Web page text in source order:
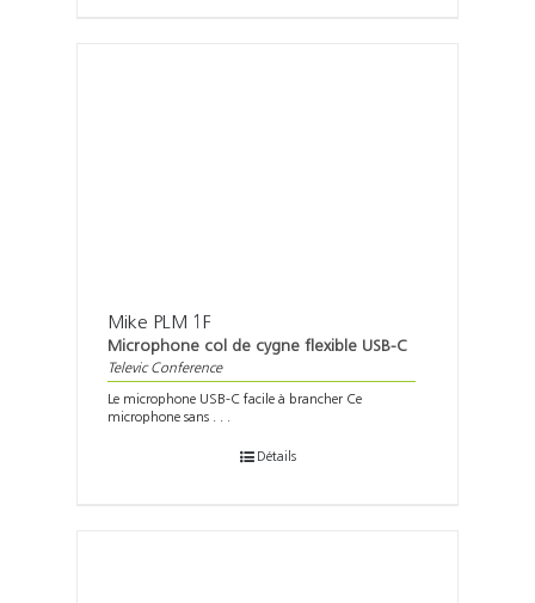
Mike PLM 1F
Microphone col de cygne flexible USB-C
Televic Conference
Le microphone USB-C facile à brancher Ce
microphone sans . . .
Détails